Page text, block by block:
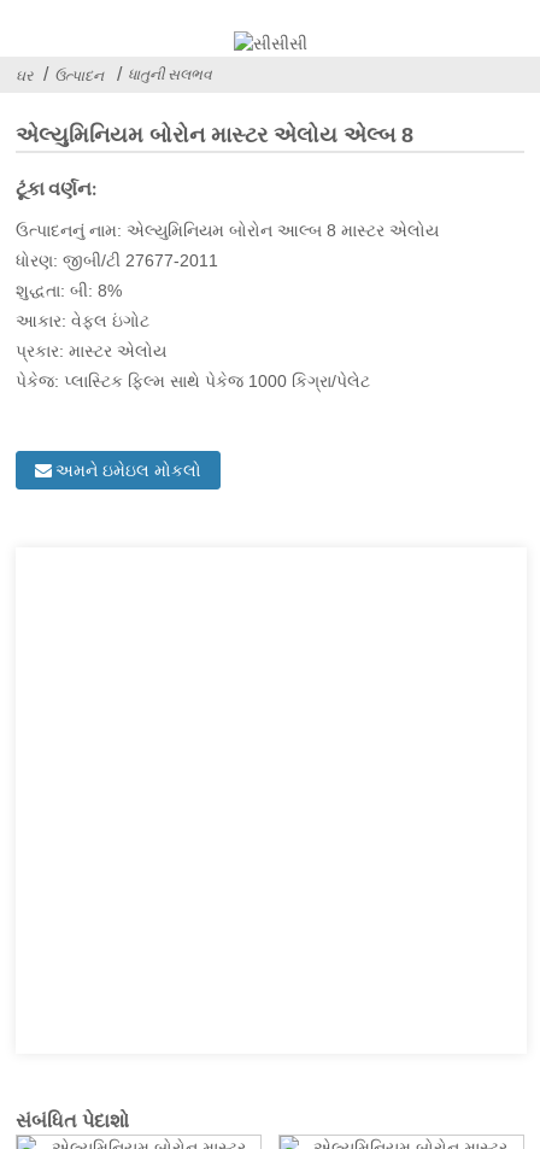
ઘર ઉત્પાદન ધાતુની સલભવ
એલ્યુમિનિયમ બોરોન માસ્ટર એલોય એલ્બ 8
ટૂંકા વર્ણન:
ઉત્પાદનનું નામ: એલ્યુમિનિયમ બોરોન આલ્બ 8 માસ્ટર એલોય
ધોરણ: જીબી/ટી 27677-2011
શુદ્ધતા: બી: 8%
આકાર: વેફલ ઇંગોટ
પ્રકાર: માસ્ટર એલોય
પેકેજ: પ્લાસ્ટિક ફિલ્મ સાથે પેકેજ 1000 કિગ્રા/પેલેટ
અમને ઇમેઇલ મોકલો
સંબંધિત પેદાશો